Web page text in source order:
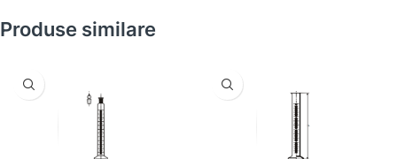
Produse similare